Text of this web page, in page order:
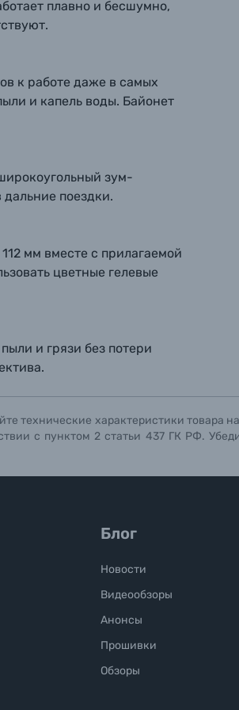
вопрос
вопрос
плавно и бесшумно,
к работе даже в самых
и капель воды. Байонет
зум-
дальние поездки.
мм вместе с прилагаемой
цветные гелевые
и грязи без потери
технические характеристики
с пунктом 2 статьи 437 ГК РФ.
вопрос
Блог
Новости
Видеообзоры
Анонсы
Прошивки
Обзоры